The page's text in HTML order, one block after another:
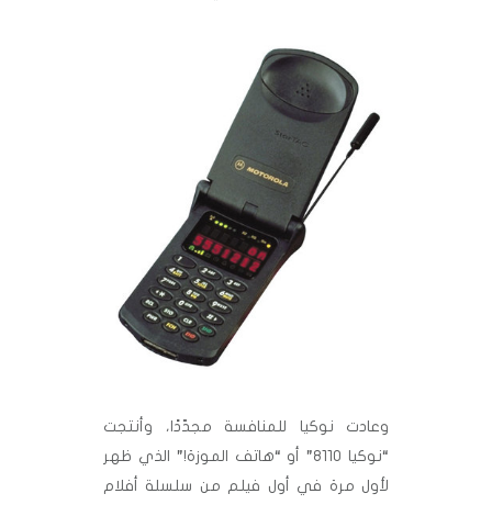
وعادت نوكيا للمنافسة مجدّدًا، وأنتجت
“نوكيا 8110” أو “هاتف الموزة!” الذي ظهر
لأول مرة في أول فيلم من سلسلة أفلام